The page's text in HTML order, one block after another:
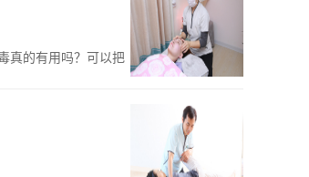
真的有用吗？可以把